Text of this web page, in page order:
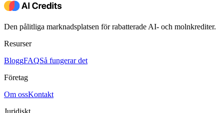
Den pålitliga marknadsplatsen för rabatterade AI- och molnkrediter.
Resurser
BloggFAQSå fungerar det
Företag
Om ossKontakt
Juridiskt